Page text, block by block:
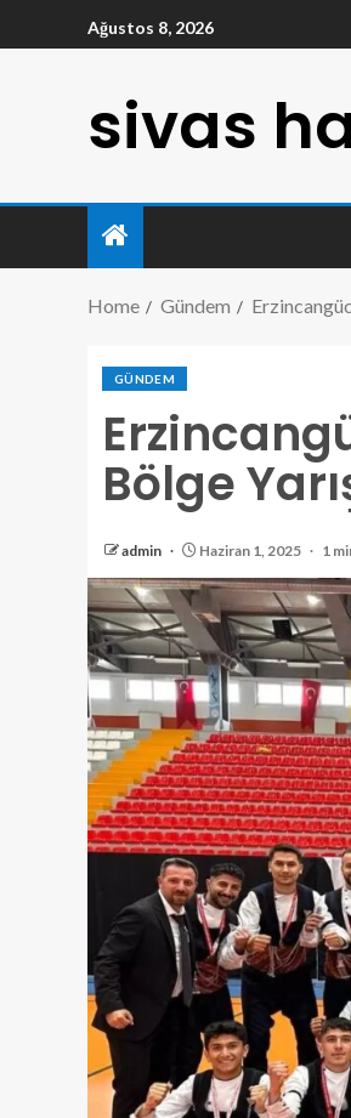
Ağustos 8, 2026
sivas
Home Gündem
GÜNDEM
Bölge
admin Haziran 1, 2025 1